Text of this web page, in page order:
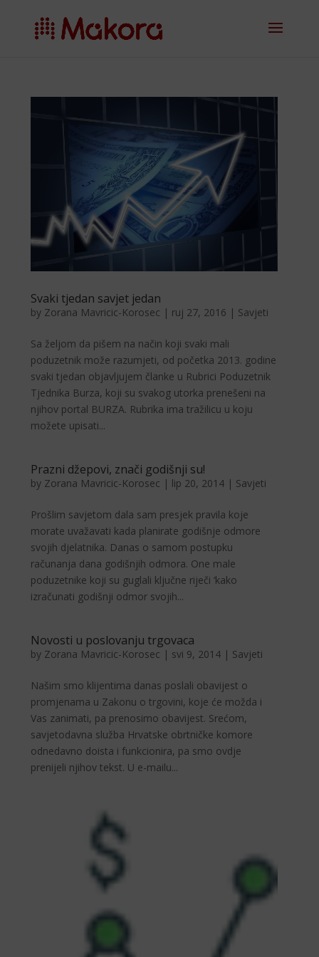
Svaki tjedan savjet jedan
by Zorana Mavricic-Korosec | ruj 27, 2016 | Savjeti
Sa željom da pišem na način koji svaki mali
poduzetnik može razumjeti, od početka 2013. godine
svaki tjedan objavljujem članke u Rubrici Poduzetnik
Tjednika Burza, koji su svakog utorka prenešeni na
njihov portal BURZA. Rubrika ima tražilicu u koju
možete upisati...
Prazni džepovi, znači godišnji su!
by Zorana Mavricic-Korosec | lip 20, 2014 | Savjeti
Prošlim savjetom dala sam presjek pravila koje
morate uvažavati kada planirate godišnje odmore
svojih djelatnika. Danas o samom postupku
računanja dana godišnjih odmora. One male
poduzetnike koji su guglali ključne riječi ‘kako
izračunati godišnji odmor svojih...
Novosti u poslovanju trgovaca
by Zorana Mavricic-Korosec | svi 9, 2014 | Savjeti
Našim smo klijentima danas poslali obavijest o
promjenama u Zakonu o trgovini, koje će možda i
Vas zanimati, pa prenosimo obavijest. Srećom,
savjetodavna služba Hrvatske obrtničke komore
odnedavno doista i funkcionira, pa smo ovdje
prenijeli njihov tekst. U e-mailu...